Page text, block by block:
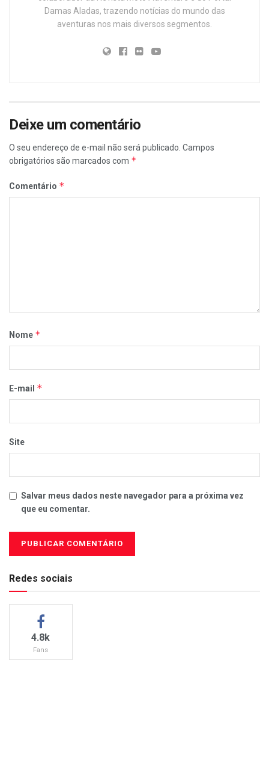
Damas Aladas, trazendo notícias do mundo das
aventuras nos mais diversos segmentos.
Deixe um comentário
O seu endereço de e-mail não será publicado. Campos
obrigatórios são marcados com *
Comentário *
Nome *
E-mail *
Site
Salvar meus dados neste navegador para a próxima vez
que eu comentar.
Redes sociais
4.8k
Fans